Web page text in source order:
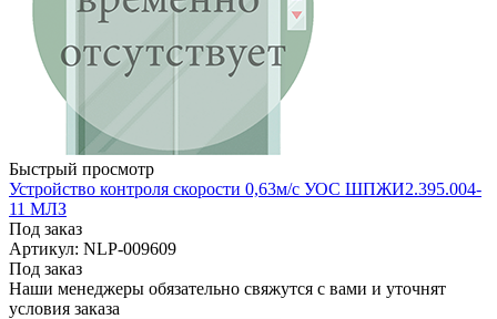
Быстрый просмотр
Устройство контроля скорости 0,63м/с УОС ШПЖИ2.395.004-
11 МЛЗ
Под заказ
Артикул: NLP-009609
Под заказ
Наши менеджеры обязательно свяжутся с вами и уточнят
условия заказа